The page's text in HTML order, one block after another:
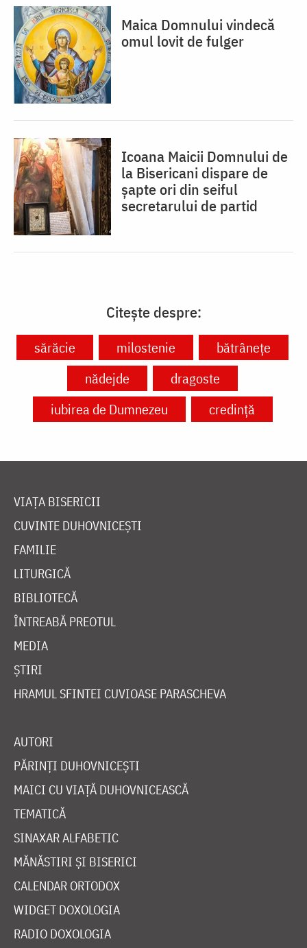
Maica Domnului vindecă
omul lovit de fulger
Icoana Maicii Domnului de
la Bisericani dispare de
șapte ori din seiful
secretarului de partid
Citește despre:
sărăcie milostenie
bătrânețe
nădejde
dragoste
iubirea de Dumnezeu
credință
VIAȚA BISERICII
CUVINTE DUHOVNICEȘTI
FAMILIE
LITURGICĂ
BIBLIOTECĂ
ÎNTREABĂ PREOTUL
MEDIA
ȘTIRI
HRAMUL SFINTEI CUVIOASE PARASCHEVA
AUTORI
PĂRINȚI DUHOVNICEȘTI
MAICI CU VIAȚĂ DUHOVNICEASCĂ
TEMATICĂ
SINAXAR ALFABETIC
MĂNĂSTIRI ȘI BISERICI
CALENDAR ORTODOX
WIDGET DOXOLOGIA
RADIO DOXOLOGIA